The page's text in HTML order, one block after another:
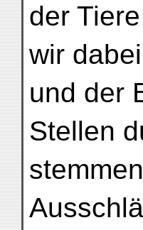
der
wir
und der
Stellen